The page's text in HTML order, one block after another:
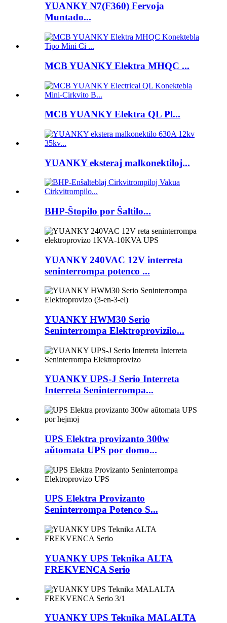
YUANKY N7(F360) Fervoja
Muntado...
MCB YUANKY Elektra MHQC ...
MCB YUANKY Elektra QL Pl...
YUANKY eksteraj malkonektiloj...
BHP-Ŝtopilo por Ŝaltilo...
YUANKY 240VAC 12V interreta
seninterrompa potenco ...
YUANKY HWM30 Serio
Seninterrompa Elektroprovizilo...
YUANKY UPS-J Serio Interreta
Interreta Seninterrompa...
UPS Elektra provizanto 300w
aŭtomata UPS por domo...
UPS Elektra Provizanto
Seninterrompa Potenco S...
YUANKY UPS Teknika ALTA
FREKVENCA Serio
YUANKY UPS Teknika MALALTA